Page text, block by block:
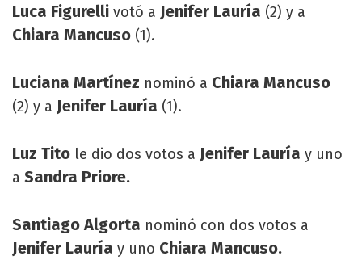
Luca Figurelli votó a Jenifer Lauría (2) y a
Chiara Mancuso (1).
Luciana Martínez nominó a Chiara Mancuso
(2) y a Jenifer Lauría (1).
Luz Tito le dio dos votos a Jenifer Lauría y uno
a Sandra Priore.
Santiago Algorta nominó con dos votos a
Jenifer Lauría y uno Chiara Mancuso.